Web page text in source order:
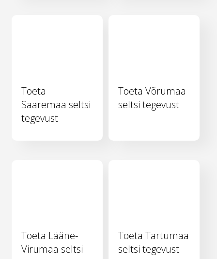
Toeta
Saaremaa seltsi
tegevust
Toeta Võrumaa
seltsi tegevust
Toeta Lääne-
Virumaa seltsi
Toeta Tartumaa
seltsi tegevust